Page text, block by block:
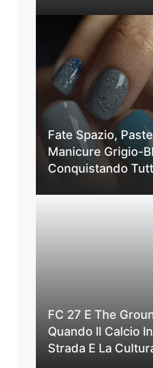
Fate Spazio,
Manicure Grigio-
Conquistando
FC 27 E The
Quando Il Calcio
Strada E La